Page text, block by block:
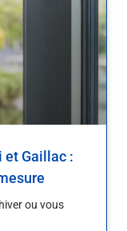
et Gaillac :
ou vous